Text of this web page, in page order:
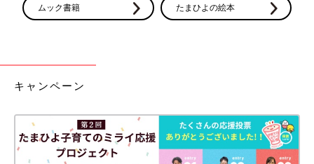
ムック書籍 たまひよの絵本
キャンペーン